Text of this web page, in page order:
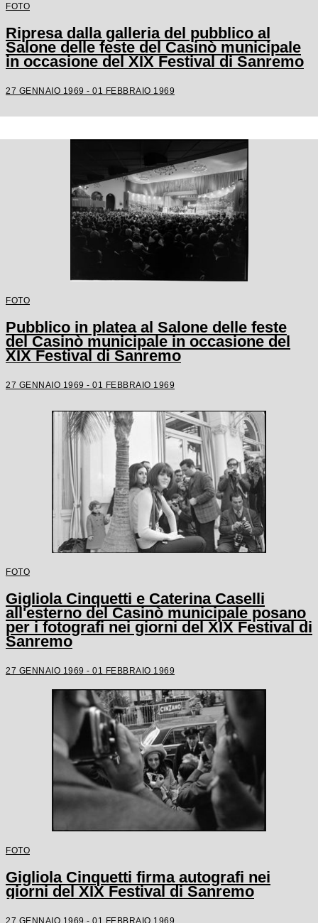
FOTO
Ripresa dalla galleria del pubblico al
Salone delle feste del Casinò municipale
in occasione del XIX Festival di Sanremo
27 GENNAIO 1969 - 01 FEBBRAIO 1969
FOTO
Pubblico in platea al Salone delle feste
del Casinò municipale in occasione del
XIX Festival di Sanremo
27 GENNAIO 1969 - 01 FEBBRAIO 1969
FOTO
Gigliola Cinquetti e Caterina Caselli
all'esterno del Casinò municipale posano
per i fotografi nei giorni del XIX Festival di
Sanremo
27 GENNAIO 1969 - 01 FEBBRAIO 1969
FOTO
Gigliola Cinquetti firma autografi nei
giorni del XIX Festival di Sanremo
27 GENNAIO 1969 - 01 FEBBRAIO 1969